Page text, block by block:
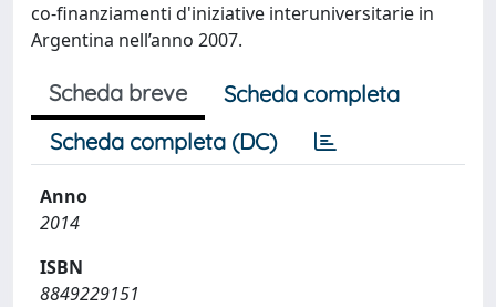
co-finanziamenti d'iniziative interuniversitarie in
Argentina nell’anno 2007.
Scheda breve
Scheda completa
Scheda completa (DC)
Anno
2014
ISBN
8849229151